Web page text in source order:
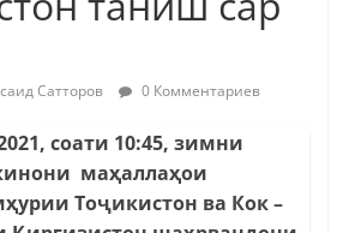
Сатторов 0 Комментариев
соати 10:45, зимни
маҳаллаҳои
Тоҷикистон ва Кок –